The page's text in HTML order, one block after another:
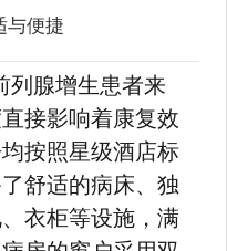
与便捷
列腺增生患者来
接影响着康复效
按照星级酒店标
舒适的病床、独
衣柜等设施，满